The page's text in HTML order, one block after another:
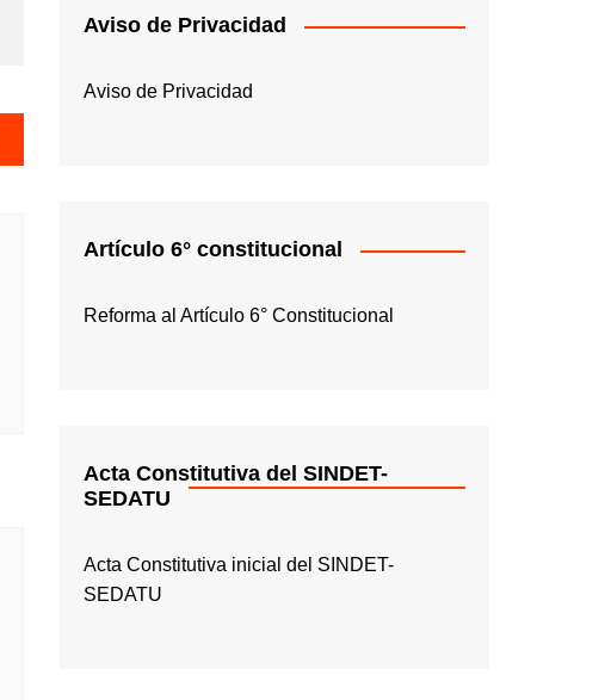
Aviso de Privacidad
Aviso de Privacidad
Artículo 6° constitucional
Reforma al Artículo 6° Constitucional
Acta Constitutiva del SINDET-
SEDATU
Acta Constitutiva inicial del SINDET-
SEDATU